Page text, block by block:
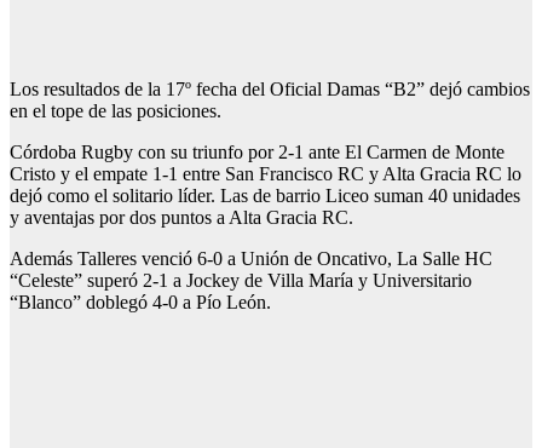
Los resultados de la 17º fecha del Oficial Damas “B2” dejó cambios
en el tope de las posiciones.
Córdoba Rugby con su triunfo por 2-1 ante El Carmen de Monte
Cristo y el empate 1-1 entre San Francisco RC y Alta Gracia RC lo
dejó como el solitario líder. Las de barrio Liceo suman 40 unidades
y aventajas por dos puntos a Alta Gracia RC.
Además Talleres venció 6-0 a Unión de Oncativo, La Salle HC
“Celeste” superó 2-1 a Jockey de Villa María y Universitario
“Blanco” doblegó 4-0 a Pío León.